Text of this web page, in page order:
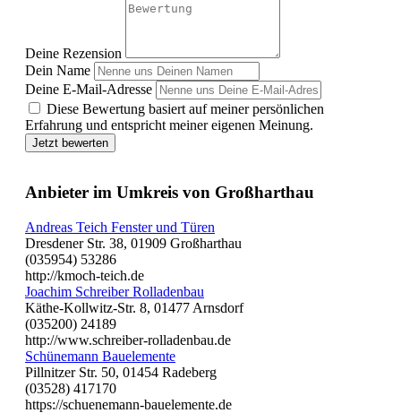
Deine Rezension
Dein Name
Deine E-Mail-Adresse
Diese Bewertung basiert auf meiner persönlichen
Erfahrung und entspricht meiner eigenen Meinung.
Jetzt bewerten
Anbieter im Umkreis von Großharthau
Andreas Teich Fenster und Türen
Dresdener Str. 38, 01909 Großharthau
(035954) 53286
http://kmoch-teich.de
Joachim Schreiber Rolladenbau
Käthe-Kollwitz-Str. 8, 01477 Arnsdorf
(035200) 24189
http://www.schreiber-rolladenbau.de
Schünemann Bauelemente
Pillnitzer Str. 50, 01454 Radeberg
(03528) 417170
https://schuenemann-bauelemente.de